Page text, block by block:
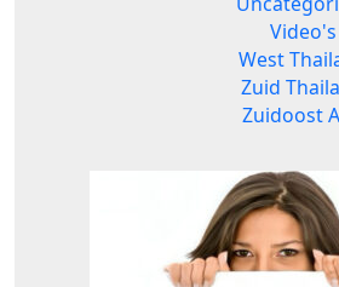
Video's
West
Zuid
Zuidoost